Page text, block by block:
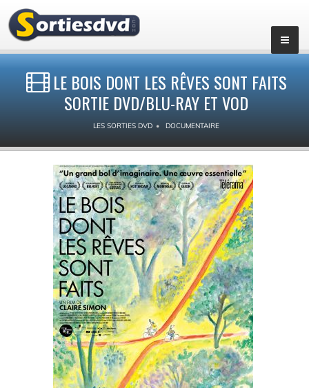
LE BOIS DONT LES RÊVES SONT FAITS
SORTIE DVD/BLU-RAY ET VOD
LES SORTIES DVD DOCUMENTAIRE